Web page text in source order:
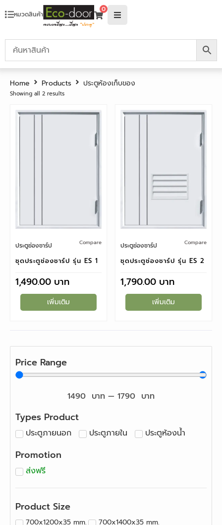
หมวดสินค้า
0
Home Products ประตูห้องเก็บของ
Showing all 2 results
ประตูช่องชาร์ป Compare
ชุดประตูช่องชาร์ป รุ่น ES 1
1,490.00
เพิ่มเติม
ประตูช่องชาร์ป Compare
ชุดประตูช่องชาร์ป รุ่น ES 2
1,790.00
เพิ่มเติม
Price Range
1490 บาท — 1790 บาท
Types Product
ประตูภายนอก ประตูภายใน ประตูห้องน้ำ
Promotion
ส่งฟรี
Product Size
700x1200x35 mm.
700x1400x35 mm.